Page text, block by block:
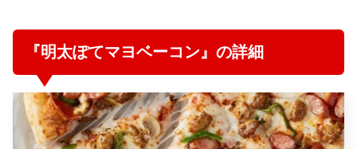
『明太ぽてマヨベーコン』の詳細